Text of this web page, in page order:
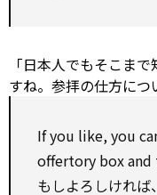
「日本人でもそこま
すね。参拝の仕方につ
If you like, you
offertory boxand
もしよろしけれ